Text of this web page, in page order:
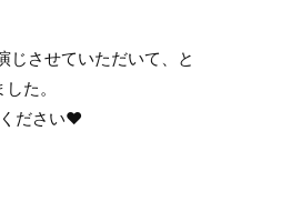
じさせていただいて、と
た。
ださい♥